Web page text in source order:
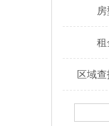
房
租
区域查